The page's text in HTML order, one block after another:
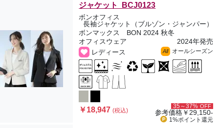
ジャケット BCJ0123
ボンオフィス
長袖ジャケット（ブルゾン・ジャンパー）
ボンマックス BON 2024 秋冬
オフィスウェア
2024年発売
レディース
All オールシーズン
￥18,947(税込)
35～37% OFF
参考価格￥29,150-
1%ポイント 還元